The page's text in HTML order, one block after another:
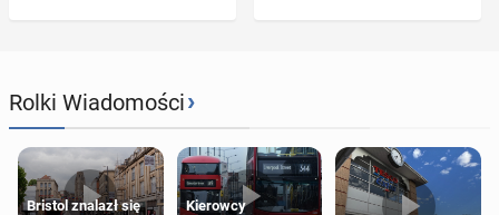
Rolki Wiadomości›
Bristol znalazł się
Kierowcy